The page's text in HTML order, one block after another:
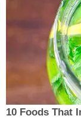
10 Foods That